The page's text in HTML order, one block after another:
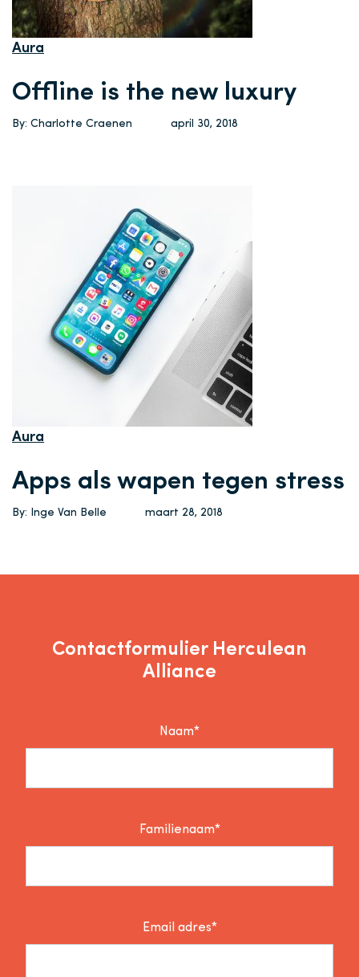
Aura
Offline is the new luxury
By: Charlotte Craenen april 30, 2018
Aura
Apps als wapen tegen stress
By: Inge Van Belle maart 28, 2018
Contactformulier Herculean
Alliance
Naam*
Familienaam*
Email adres*